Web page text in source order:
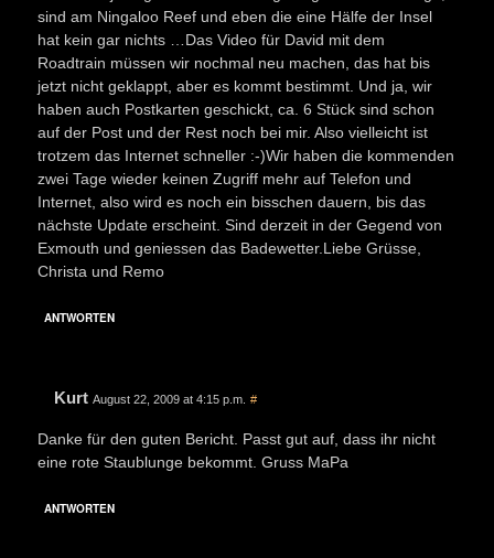
sind am Ningaloo Reef und eben die eine Hälfe der Insel
hat kein gar nichts …Das Video für David mit dem
Roadtrain müssen wir nochmal neu machen, das hat bis
jetzt nicht geklappt, aber es kommt bestimmt. Und ja, wir
haben auch Postkarten geschickt, ca. 6 Stück sind schon
auf der Post und der Rest noch bei mir. Also vielleicht ist
trotzem das Internet schneller :-)Wir haben die kommenden
zwei Tage wieder keinen Zugriff mehr auf Telefon und
Internet, also wird es noch ein bisschen dauern, bis das
nächste Update erscheint. Sind derzeit in der Gegend von
Exmouth und geniessen das Badewetter.Liebe Grüsse,
Christa und Remo
ANTWORTEN
Kurt August 22, 2009 at 4:15 p.m. #
Danke für den guten Bericht. Passt gut auf, dass ihr nicht
eine rote Staublunge bekommt. Gruss MaPa
ANTWORTEN